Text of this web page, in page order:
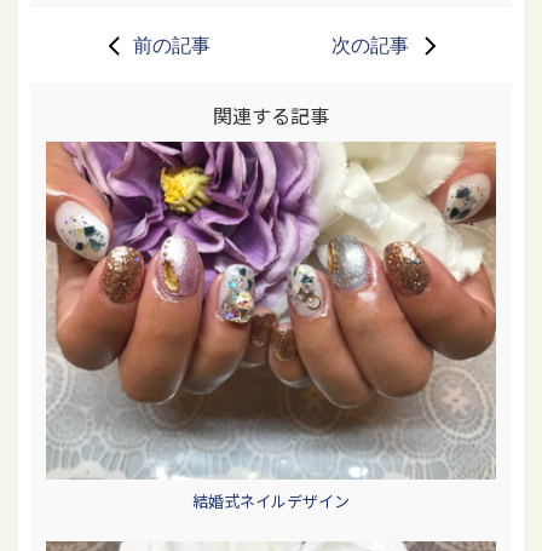
前の記事 次の記事
関連する記事
結婚式ネイルデザイン